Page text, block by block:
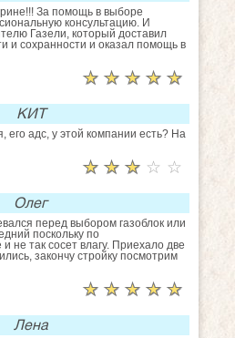
За помощь в выборе
консультацию. И
Газели, который доставил
и сохранности и оказал помощь в
☆ ☆ ☆ ☆ ☆
★ ★ ★ ★ ★
КИТ
его адс, у этой компании есть? На
☆ ☆ ☆ ☆ ☆
★ ★ ★ ★ ★
Олег
перед выбором газоблок или
поскольку по
не так сосет влагу. Приехало две
закончу стройку посмотрим
☆ ☆ ☆ ☆ ☆
★ ★ ★ ★ ★
Лена